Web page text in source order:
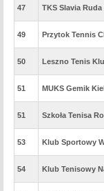
47 TKS Slavia Ruda
49 Przytok Tennis
50 Leszno Tenis
51 MUKS Gemik
51 Szkoła Tenisa
53 Klub Sportowy
54 Klub Tenisowy